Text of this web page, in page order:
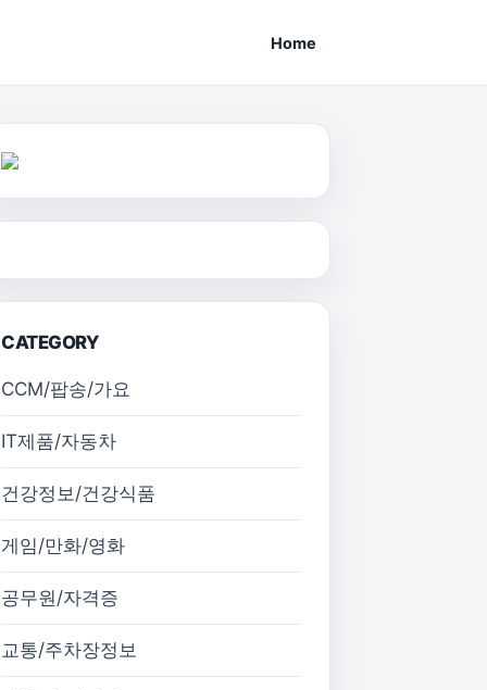
Home
CATEGORY
CCM/팝송/가요
IT제품/자동차
건강정보/건강식품
게임/만화/영화
공무원/자격증
교통/주차장정보